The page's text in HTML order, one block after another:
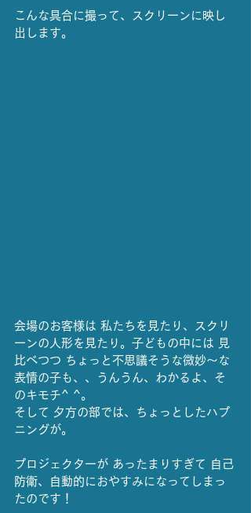
こんな具合に撮って、スクリーンに映し
出します。
会場のお客様は 私たちを見たり、スクリ
ーンの人形を見たり。子どもの中には 見
比べつつ ちょっと不思議そうな微妙～な
表情の子も、、うんうん、わかるよ、そ
のキモチ^ ^。
そして 夕方の部では、ちょっとしたハプ
ニングが。
プロジェクターが あったまりすぎて 自己
防衛、自動的におやすみになってしまっ
たのです！